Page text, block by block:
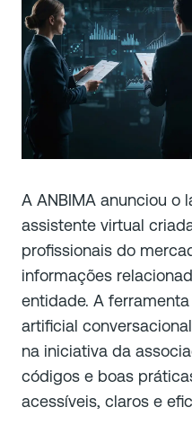
A ANBIMA anunciou o
assistente virtual
profissionais do
informações
entidade. A
artificial
na iniciativa da
códigos e boas
acessíveis, claros e